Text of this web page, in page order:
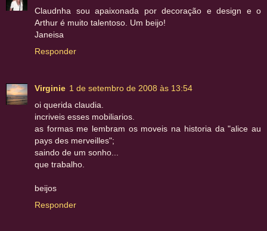
Claudnha sou apaixonada por decoração e design e o
Arthur é muito talentoso. Um beijo!
Janeisa
Responder
Virginie 1 de setembro de 2008 às 13:54
oi querida claudia.
incriveis esses mobiliarios.
as formas me lembram os moveis na historia da "alice au
pays des merveilles";
saindo de um sonho...
que trabalho.
beijos
Responder